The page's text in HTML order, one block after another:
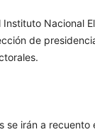
Nacional
de
se irán a